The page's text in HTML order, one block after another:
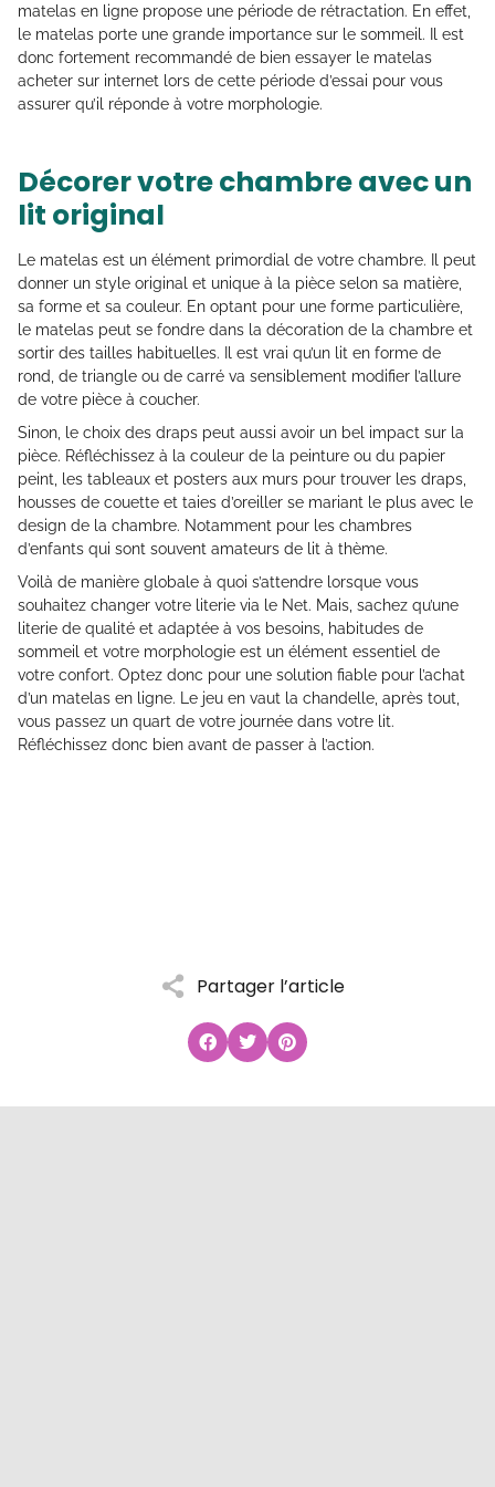
Partager l’article
matelas en ligne propose une période de rétractation. En effet,
le matelas porte une grande importance sur le sommeil. Il est
donc fortement recommandé de bien essayer le matelas
acheter sur internet lors de cette période d’essai pour vous
assurer qu’il réponde à votre morphologie.
Décorer votre chambre avec un
lit original
Le matelas est un élément primordial de votre chambre. Il peut
donner un style original et unique à la pièce selon sa matière,
sa forme et sa couleur. En optant pour une forme particulière,
le matelas peut se fondre dans la décoration de la chambre et
sortir des tailles habituelles. Il est vrai qu’un lit en forme de
rond, de triangle ou de carré va sensiblement modifier l’allure
de votre pièce à coucher.
Sinon, le choix des draps peut aussi avoir un bel impact sur la
pièce. Réfléchissez à la couleur de la peinture ou du papier
peint, les tableaux et posters aux murs pour trouver les draps,
housses de couette et taies d’oreiller se mariant le plus avec le
design de la chambre. Notamment pour les chambres
d’enfants qui sont souvent amateurs de lit à thème.
Voilà de manière globale à quoi s’attendre lorsque vous
souhaitez changer votre literie via le Net. Mais, sachez qu’une
literie de qualité et adaptée à vos besoins, habitudes de
sommeil et votre morphologie est un élément essentiel de
votre confort. Optez donc pour une solution fiable pour l’achat
d’un matelas en ligne. Le jeu en vaut la chandelle, après tout,
vous passez un quart de votre journée dans votre lit.
Réfléchissez donc bien avant de passer à l’action.